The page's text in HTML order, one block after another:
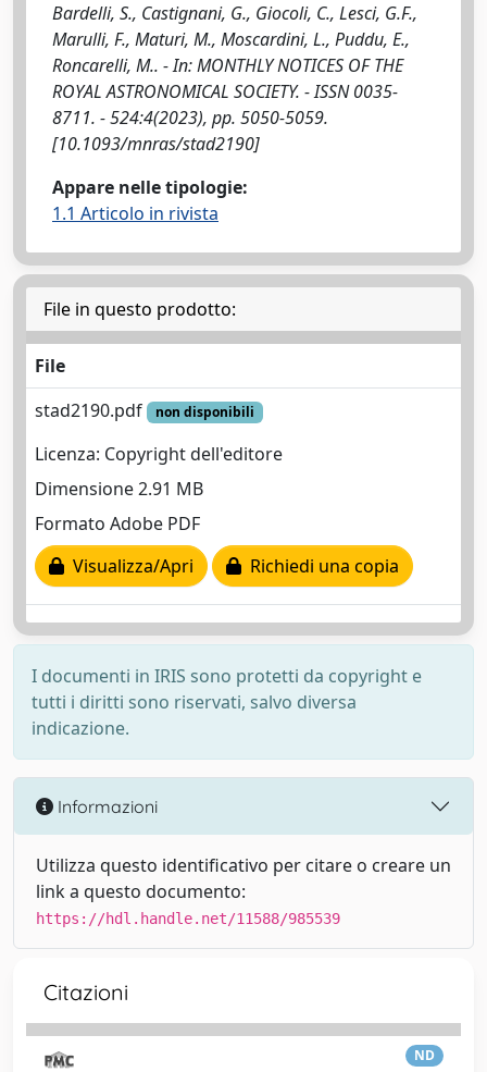
Bardelli, S., Castignani, G., Giocoli, C., Lesci, G.F.,
Marulli, F., Maturi, M., Moscardini, L., Puddu, E.,
Roncarelli, M.. - In: MONTHLY NOTICES OF THE
ROYAL ASTRONOMICAL SOCIETY. - ISSN 0035-
8711. - 524:4(2023), pp. 5050-5059.
[10.1093/mnras/stad2190]
Appare nelle tipologie:
1.1 Articolo in rivista
File in questo prodotto:
File
stad2190.pdf
non disponibili
Licenza: Copyright dell'editore
Dimensione 2.91 MB
Formato Adobe PDF
Visualizza/Apri
Richiedi una copia
I documenti in IRIS sono protetti da copyright e
tutti i diritti sono riservati, salvo diversa
indicazione.
Informazioni
Utilizza questo identificativo per citare o creare un
link a questo documento:
https://hdl.handle.net/11588/985539
Citazioni
ND